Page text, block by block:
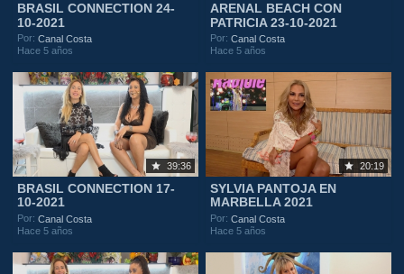
BRASIL CONNECTION 24-
10-2021
Por:Canal Costa
Hace 5 años
ARENAL BEACH CON
PATRICIA 23-10-2021
Por:Canal Costa
Hace 5 años
39:36
BRASIL CONNECTION 17-
10-2021
Por:Canal Costa
Hace 5 años
20:19
SYLVIA PANTOJA EN
MARBELLA 2021
Por:Canal Costa
Hace 5 años